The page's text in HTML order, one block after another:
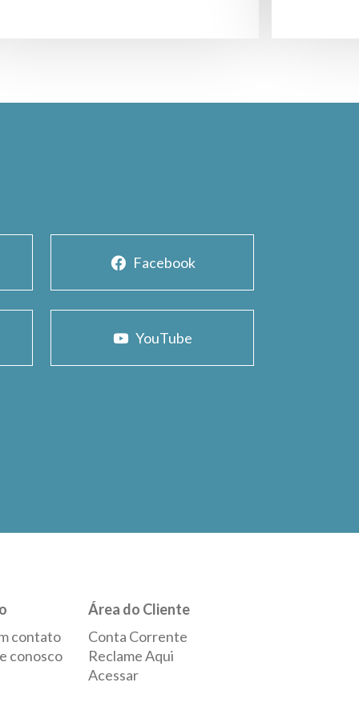
Facebook
YouTube
contato
conosco
Área do Cliente
Conta Corrente
Reclame Aqui
Acessar